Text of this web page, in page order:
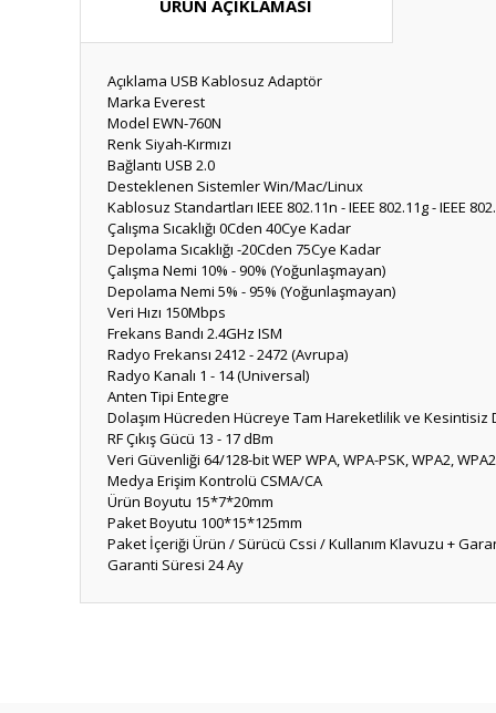
ÜRÜN AÇIKLAMASI
Açıklama USB Kablosuz Adaptör
Marka Everest
Model EWN-760N
Renk Siyah-Kırmızı
Bağlantı USB 2.0
Desteklenen SistemlerWin/Mac/Linux
Kablosuz Standartları IEEE 802.11n - IEEE 802.11g - IEEE
Çalışma Sıcaklığı 0Cden 40Cye Kadar
Depolama Sıcaklığı -20Cden 75Cye Kadar
Çalışma Nemi 10% - 90% (Yoğunlaşmayan)
Depolama Nemi 5% - 95% (Yoğunlaşmayan)
Veri Hızı 150Mbps
Frekans Bandı 2.4GHz ISM
Radyo Frekansı 2412 - 2472 (Avrupa)
Radyo Kanalı 1 - 14 (Universal)
Anten Tipi Entegre
Dolaşım Hücreden Hücreye Tam Hareketlilik ve Kesintisiz
RF Çıkış Gücü 13 - 17 dBm
Veri Güvenliği 64/128-bit WEP WPA, WPA-PSK, WPA2,
Medya Erişim Kontrolü CSMA/CA
Ürün Boyutu 15*7*20mm
Paket Boyutu 100*15*125mm
Paket İçeriği Ürün / Sürücü Cssi / Kullanım Klavuzu +
Garanti Süresi 24 Ay